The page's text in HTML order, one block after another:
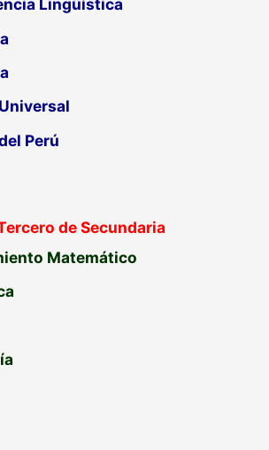
Lingüística
Perú
de Secundaria
Matemático